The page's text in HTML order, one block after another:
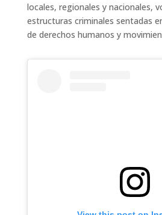
locales, regionales y nacionales,
estructuras criminales sentadas
de derechos humanos y